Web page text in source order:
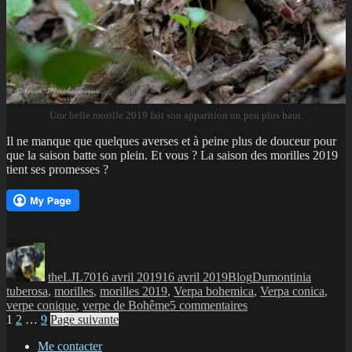
Une belle morille 2019 fait son apparition un peu plus haut.
Il ne manque que quelques averses et à peine plus de douceur pour
que la saison batte son plein. Et vous ? La saison des morilles 2019
tient ses promesses ?
Auteur
theLJL7016 avril 201916 avril 2019BlogDumontinia
tuberosa, morilles, morilles 2019, Verpa bohemica, Verpa conica,
verpe conique, verpe de Bohême5 commentairessur
Navigation
des
Page
1 Page
2 … Page
9 Page suivante
Me contacter